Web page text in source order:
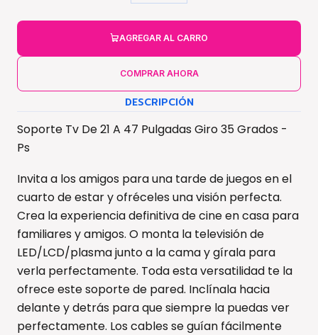
AGREGAR AL CARRO
COMPRAR AHORA
DESCRIPCIÓN
Soporte Tv De 21 A 47 Pulgadas Giro 35 Grados -
Ps
Invita a los amigos para una tarde de juegos en el
cuarto de estar y ofréceles una visión perfecta.
Crea la experiencia definitiva de cine en casa para
familiares y amigos. O monta la televisión de
LED/LCD/plasma junto a la cama y gírala para
verla perfectamente. Toda esta versatilidad te la
ofrece este soporte de pared. Inclínala hacia
delante y detrás para que siempre la puedas ver
perfectamente. Los cables se guían fácilmente